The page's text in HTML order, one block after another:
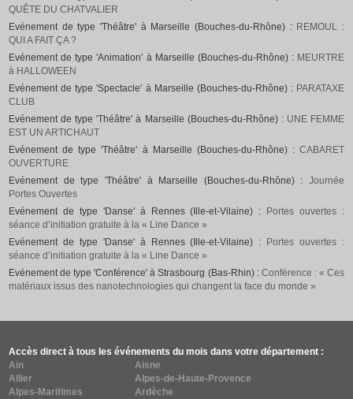
QUÊTE DU CHATVALIER
Evénement de type 'Théâtre' à Marseille (Bouches-du-Rhône) : REMOUL :
QUI A FAIT ÇA ?
Evénement de type 'Animation' à Marseille (Bouches-du-Rhône) : MEURTRE
à HALLOWEEN
Evénement de type 'Spectacle' à Marseille (Bouches-du-Rhône) : PARATAXE
CLUB
Evénement de type 'Théâtre' à Marseille (Bouches-du-Rhône) : UNE FEMME
EST UN ARTICHAUT
Evénement de type 'Théâtre' à Marseille (Bouches-du-Rhône) : CABARET
OUVERTURE
Evénement de type 'Théâtre' à Marseille (Bouches-du-Rhône) : Journée
Portes Ouvertes
Evénement de type 'Danse' à Rennes (Ille-et-Vilaine) :
Portes ouvertes :
séance d’initiation gratuite à la « Line Dance »
Evénement de type 'Danse' à Rennes (Ille-et-Vilaine) :
Portes ouvertes :
séance d’initiation gratuite à la « Line Dance »
Evénement de type 'Conférence' à Strasbourg (Bas-Rhin) : Conférence : « Ces
matériaux issus des nanotechnologies qui changent la face du monde »
Accès direct à tous les événements du mois dans votre département :
Ain
Aisne
Allier
Alpes-de-Haute-Provence
Alpes-Maritimes
Ardèche